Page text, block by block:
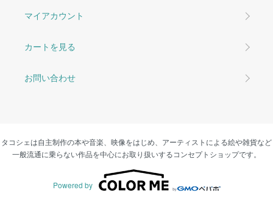
マイアカウント
カートを見る
お問い合わせ
タコシェは自主制作の本や音楽、映像をはじめ、アーティストによる絵や雑貨など
一般流通に乗らない作品を中心にお取り扱いするコンセプトショップです。
Powered by